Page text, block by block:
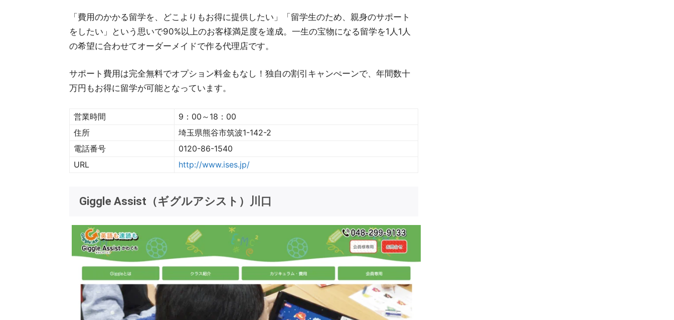
「費用のかかる留学を、どこよりもお得に提供したい」「留学生のため、親身のサポート
をしたい」という思いで90%以上のお客様満足度を達成。一生の宝物になる留学を1人1人
の希望に合わせてオーダーメイドで作る代理店です。
サポート費用は完全無料でオプション料金もなし！独自の割引キャンぺーンで、年間数十
万円もお得に留学が可能となっています。
営業時間
9：00～18：00
住所
埼玉県熊谷市筑波1-142-2
電話番号
0120-86-1540
URL
http://www.ises.jp/
Giggle Assist（ギグルアシスト）川口